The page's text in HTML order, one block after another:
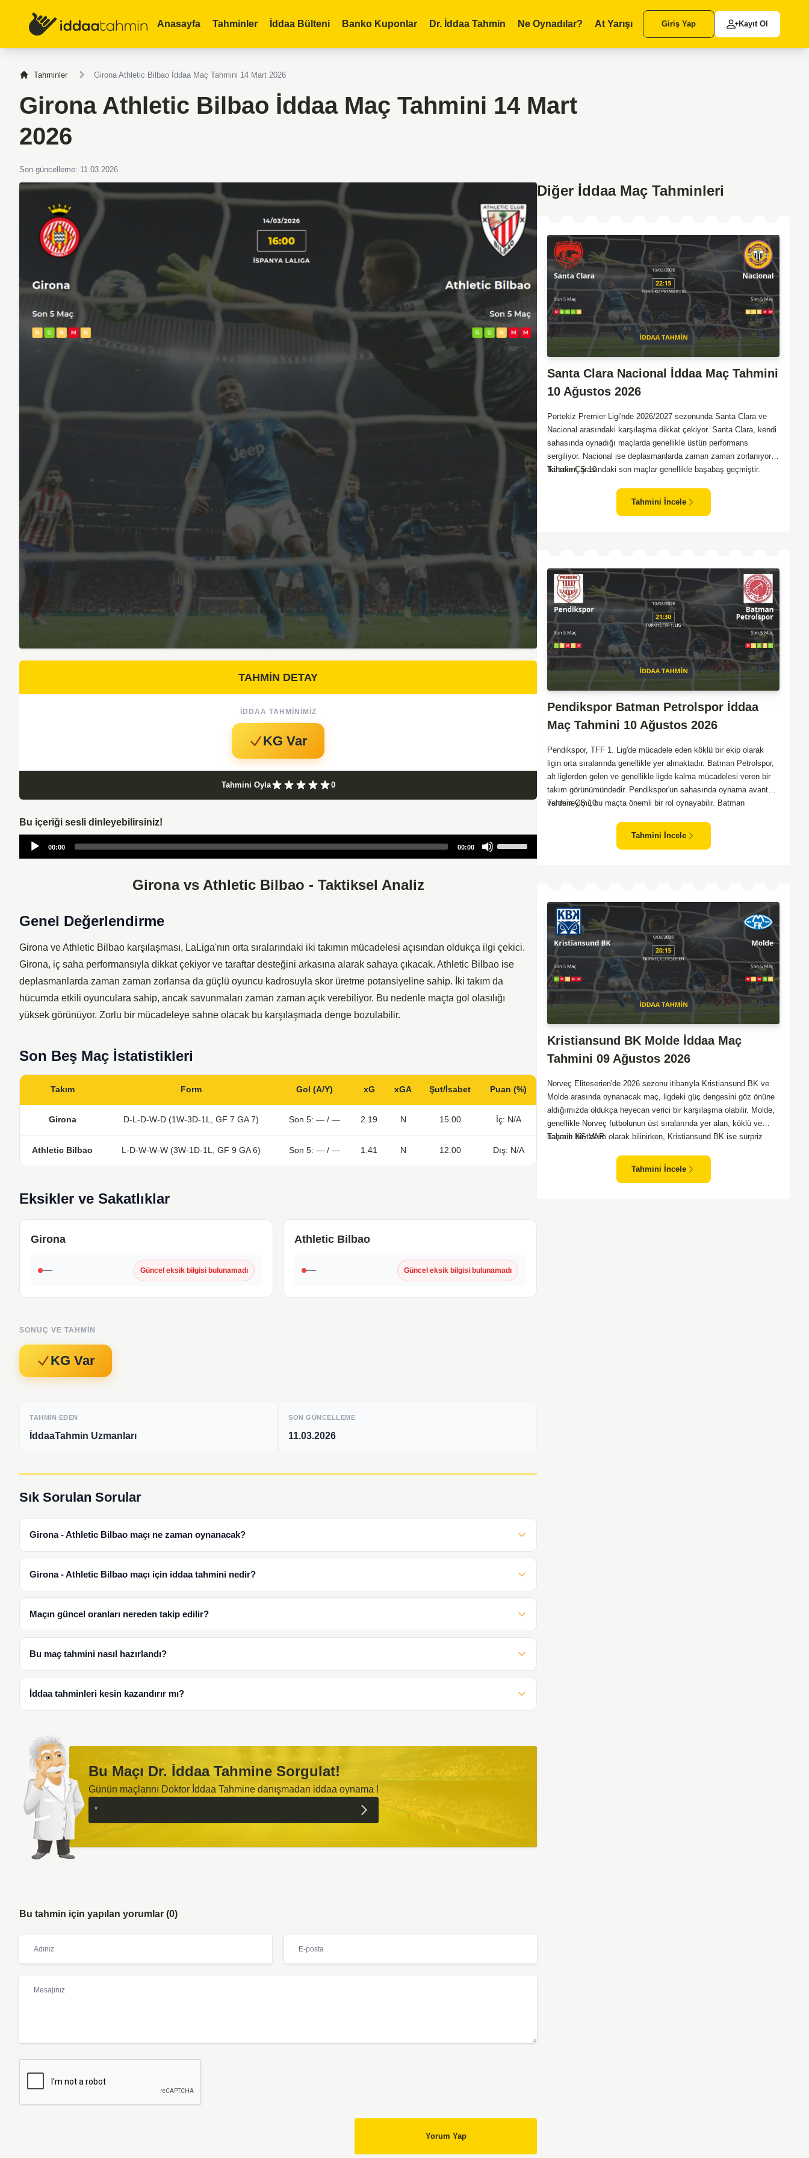
Anasayfa Tahminler İddaa Bülteni Banko Kuponlar Dr. İddaa Tahmin Ne Oynadılar? At Yarışı Giriş Yap Kayıt Ol
Tahminler Girona Athletic Bilbao İddaa Maç Tahmini 14 Mart 2026
Girona Athletic Bilbao İddaa Maç Tahmini 14 Mart
2026
Son güncelleme: 11.03.2026
TAHMİN DETAY
İDDAA TAHMINIMIZ
KG Var
Tahmini Oyla 0
Bu içeriği sesli dinleyebilirsiniz!
Audio
00:00 00:00
decrease
volume.
Girona vs Athletic Bilbao - Taktiksel Analiz
Genel Değerlendirme
Girona ve Athletic Bilbao karşılaşması, LaLiga'nın orta sıralarındaki iki takımın mücadelesi açısından oldukça ilgi çekici.
Girona, iç saha performansıyla dikkat çekiyor ve taraftar desteğini arkasına alarak sahaya çıkacak. Athletic Bilbao ise
deplasmanlarda zaman zaman zorlansa da güçlü oyuncu kadrosuyla skor üretme potansiyeline sahip. İki takım da
hücumda etkili oyunculara sahip, ancak savunmaları zaman zaman açık verebiliyor. Bu nedenle maçta gol olasılığı
yüksek görünüyor. Zorlu bir mücadeleye sahne olacak bu karşılaşmada denge bozulabilir.
Son Beş Maç İstatistikleri
Takım Form Gol (A/Y) xG xGA Şut/İsabet Puan (%)
Girona D-L-D-W-D (1W-3D-1L, GF 7 GA 7) Son 5: — / — 2.19 N 15.00 İç: N/A
Athletic Bilbao L-D-W-W-W (3W-1D-1L, GF 9 GA 6) Son 5: — / — 1.41 N 12.00 Dış: N/A
Eksikler ve Sakatlıklar
Girona
— Güncel eksik bilgisi bulunamadı
Athletic Bilbao
— Güncel eksik bilgisi bulunamadı
SONUÇ VE TAHMIN
KG Var
TAHMIN EDEN
İddaaTahmin Uzmanları
SON GÜNCELLEME
11.03.2026
Sık Sorulan Sorular
Girona - Athletic Bilbao maçı ne zaman oynanacak?
Girona - Athletic Bilbao maçı için iddaa tahmini nedir?
Maçın güncel oranları nereden takip edilir?
Bu maç tahmini nasıl hazırlandı?
İddaa tahminleri kesin kazandırır mı?
Bu Maçı Dr. İddaa Tahmine Sorgulat!
Günün maçlarını Doktor İddaa Tahmine danışmadan iddaa oynama !
Bu tahmin için yapılan yorumlar (0)
Yorum Yap
Diğer İddaa Maç Tahminleri
Santa Clara Nacional İddaa Maç Tahmini
10 Ağustos 2026
Portekiz Premier Ligi'nde 2026/2027 sezonunda Santa Clara ve
Nacional arasındaki karşılaşma dikkat çekiyor. Santa Clara, kendi
sahasında oynadığı maçlarda genellikle üstün performans
sergiliyor. Nacional ise deplasmanlarda zaman zaman zorlanıyor.
İki takım arasındaki son maçlar genellikle başabaş geçmiştir.
daha baskın olabileceği düşünülüyor. Ancak, Nacional'in mücadele
gücü ve sürpriz yapabilme potansiyeli de göz ardı edilmemeli.
Tahmin ÇŞ 10
Tahmini İncele
Pendikspor Batman Petrolspor İddaa
Maç Tahmini 10 Ağustos 2026
Pendikspor, TFF 1. Lig'de mücadele eden köklü bir ekip olarak
ligin orta sıralarında genellikle yer almaktadır. Batman Petrolspor,
alt liglerden gelen ve genellikle ligde kalma mücadelesi veren bir
takım görünümündedir. Pendikspor'un sahasında oynama avantajı
ve deneyimi, bu maçta önemli bir rol oynayabilir. Batman
dikkat çekiyor. Bu bağlamda, Pendikspor'un maçın kontrolünü
Tahmin ÇŞ 10
Tahmini İncele
Kristiansund BK Molde İddaa Maç
Tahmini 09 Ağustos 2026
Norveç Eliteserien'de 2026 sezonu itibarıyla Kristiansund BK ve
Molde arasında oynanacak maç, ligdeki güç dengesini göz önüne
aldığımızda oldukça heyecan verici bir karşılaşma olabilir. Molde,
genellikle Norveç futbolunun üst sıralarında yer alan, köklü ve
başarılı bir takım olarak bilinirken, Kristiansund BK ise sürpriz
sahasında oynayacak olması, saha avantajını kullanma
Tahmin KG VAR
Tahmini İncele